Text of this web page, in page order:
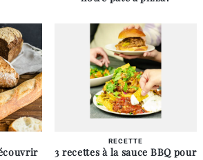
RECETTE
3 recettes à la sauce BBQ pour